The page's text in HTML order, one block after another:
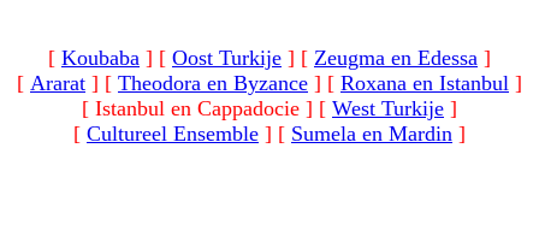
[ Koubaba ] [ Oost Turkije ] [ Zeugma en Edessa ]
[ Ararat ] [ Theodora en Byzance ] [ Roxana en Istanbul ]
[ Istanbul en Cappadocie ] [ West Turkije ]
[ Cultureel Ensemble ] [ Sumela en Mardin ]